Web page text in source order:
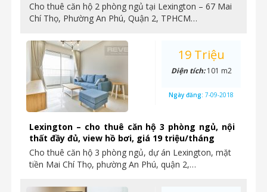
Cho thuê căn hộ 2 phòng ngủ tại Lexington – 67 Mai
Chí Thọ, Phường An Phú, Quận 2, TPHCM…
Lexington – cho thuê căn hộ 3 phòng ngủ, nội
thất đầy đủ, view hồ bơi, giá 19 triệu/tháng
Cho thuê căn hộ 3 phòng ngủ, dự án Lexington, mặt
tiền Mai Chí Thọ, phường An Phú, quận 2,…
19 Triệu
Diện tích:101 m2
Ngày đăng: 7-09-2018